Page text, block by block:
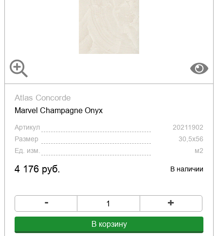
Atlas Concorde
Marvel Champagne Onyx
Артикул
20211902
Размер
30,5x56
Ед. изм.
м2
4 176 руб. В наличии
- +
В корзину